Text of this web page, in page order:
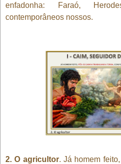
enfadonha: Faraó,
contemporâneos nossos.
2. O agricultor. Já homem